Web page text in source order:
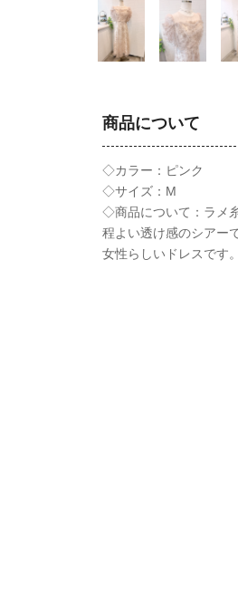
商品について
◇カラー：ピンク
◇サイズ：M
◇商品について：ラメ
程よい透け感のシアー
女性らしいドレスです。